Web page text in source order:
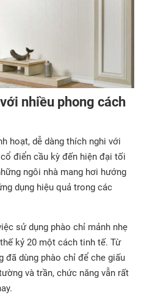
nhiều phong cách
hoạt, dễ dàng thích nghi với
điển cầu kỳ đến hiện đại tối
ngôi nhà mang hơi hướng
dụng hiệu quả trong các
sử dụng phào chỉ mảnh nhẹ
kỷ 20 một cách tinh tế. Từ
đã dùng phào chỉ để che giấu
và trần, chức năng vẫn rất